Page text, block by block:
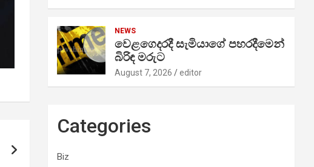
NEWS
වෙළගෙදරදී සැමියාගේ පහරදීමෙන්
බිරිඳ මරුට
August 7, 2026 editor
Categories
Biz